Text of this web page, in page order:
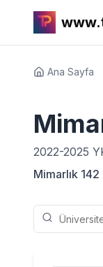
Ana Sayfa
2022-2025
Mimarlık